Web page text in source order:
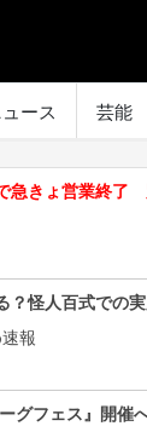
ース 芸能
急きょ営業終
？怪人百式での
報
グフェス』開